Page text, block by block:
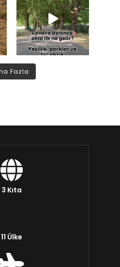
Fazla
3 Kıta
11 Ülke